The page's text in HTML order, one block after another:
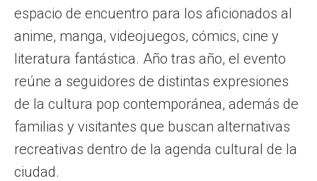
espacio de encuentro para los aficionados al
anime, manga, videojuegos, cómics, cine y
literatura fantástica. Año tras año, el evento
reúne a seguidores de distintas expresiones
de la cultura pop contemporánea, además de
familias y visitantes que buscan alternativas
recreativas dentro de la agenda cultural de la
ciudad.